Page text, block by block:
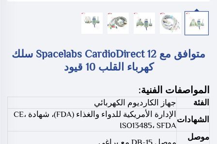
متوافق مع Spacelabs CardioDirect 12 سلك
كهرباء القلب 10 قيود
المواصفات الفنية:
الفئة
جهاز الكارديوم الكهربائي
الشهادات
الإدارة الأمريكية للدواء والغذاء (FDA)، شهادة CE،
ISO13485، SFDA
موصل